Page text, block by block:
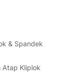
& Spandek
Atap Kliplok